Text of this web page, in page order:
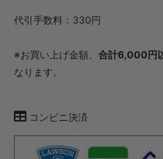
代引手数料：330円
※お買い上げ金額、 合計6,000円
なります。
コンビニ決済